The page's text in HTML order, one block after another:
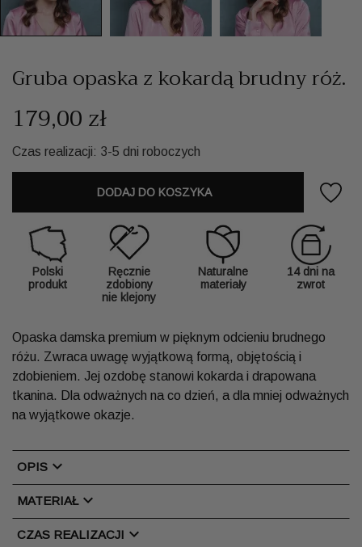
Gruba opaska z kokardą brudny róż.
179,00 zł
Czas realizacji: 3-5 dni roboczych
DODAJ DO KOSZYKA
Polski
produkt
Ręcznie
zdobiony
nie klejony
Naturalne
materiały
14 dni na
zwrot
Opaska damska premium w pięknym odcieniu brudnego
różu. Zwraca uwagę wyjątkową formą, objętością i
zdobieniem. Jej ozdobę stanowi kokarda i drapowana
tkanina. Dla odważnych na co dzień, a dla mniej odważnych
na wyjątkowe okazje.
OPIS chevron_right
MATERIAŁchevron_right
CZAS REALIZACJI chevron_right